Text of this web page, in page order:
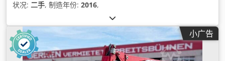
状况: 二手, 制造年份: 2016,
小广告